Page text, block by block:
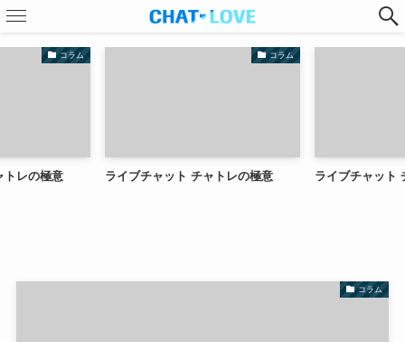
コラム
トレの極意
コラム
ライブチャット チャトレの極意 ライブチャット
コラム